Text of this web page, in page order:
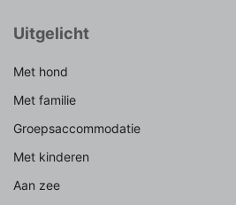
Uitgelicht
Met hond
Met familie
Groepsaccommodatie
Met kinderen
Aan zee